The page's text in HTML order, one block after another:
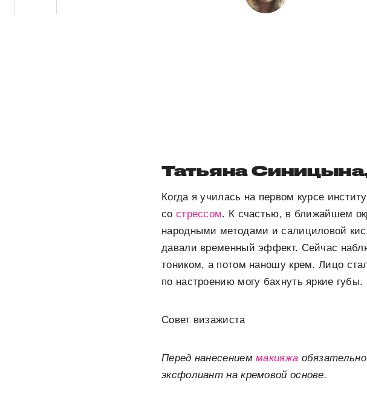
Татьяна
Когда я училась на первом курсе
со стрессом. К счастью, в ближайшем
народными методами и салициловой
давали временный эффект. Сейчас
тоником, а потом наношу крем. Лицо
по настроению могу бахнуть яркие губы.
Совет визажиста
Перед нанесениеммакияжа
эксфолиант на кремовой основе.